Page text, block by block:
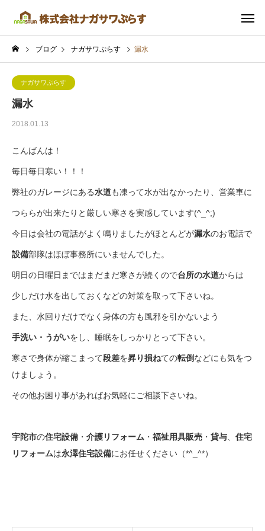
ブログ ナガサワぷらす 漏水
ナガサワぷらす
漏水
2018.01.13
こんばんは！
毎日毎日寒い！！！
弊社のガレージにある水道も凍って水が出なかったり、営業車に
つららが出来たりと厳しい寒さを実感しています(^_^;)
今日は会社の電話がよく鳴りましたがほとんどが漏水のお電話で
設備部隊はほぼ事務所にいませんでした。
明日の日曜日まではまだまだ寒さが続くので台所の水道からは
少しだけ水を出しておくなどの対策を取って下さいね。
また、水回りだけでなく身体の方も風邪を引かないよう
手洗い・うがいをし、睡眠をしっかりとって下さい。
寒さで身体が縮こまって段差を昇り損ねての転倒などにも気をつ
けましょう。
その他お困り事があればお気軽にご相談下さいね。
宇陀市の住宅設備 ・ 介護リフォーム ・ 福祉用具販売 ・ 貸与
住宅
リフォームは永澤住宅設備にお任せください（*^_^*）